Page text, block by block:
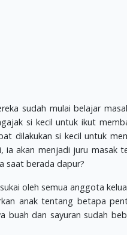
sudah mulai belajar
si kecil untuk ikut
dilakukan si kecil untuk
ia akan menjadi juru masak
saat berada dapur?
oleh semua anggota
anak tentang betapa
buah dan sayuran sudah